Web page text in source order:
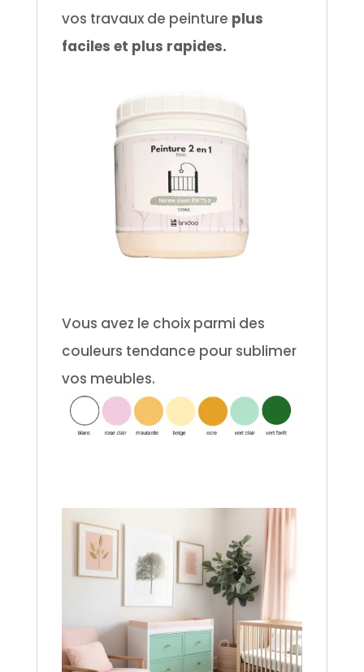
vos travaux de peinture plus
faciles et plus rapides.
Vous avez le choix parmi des
couleurs tendance pour sublimer
vos meubles.